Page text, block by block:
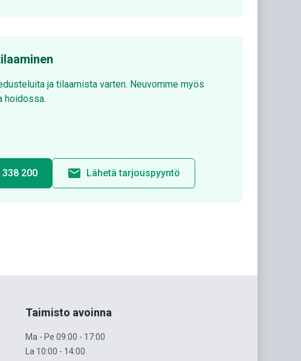
ja tilaamista varten. Neuvomme myös
hoidossa.
200 email Lähetä tarjouspyyntö
Taimisto avoinna
Ma - Pe 09:00 - 17:00
La 10:00 - 14:00